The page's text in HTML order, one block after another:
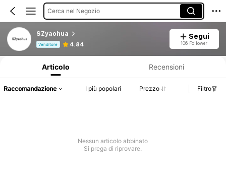
Cerca nel Negozio
SZyaohua
Venditore 4.84
Segui
106 Follower
Articolo Recensioni
Raccomandazione I più popolari Prezzo Filtro
Nessun articolo abbinato
Si prega di riprovare.